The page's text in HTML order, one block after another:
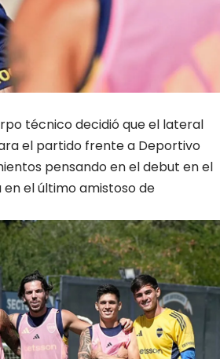
técnico decidió que el lateral
el partido frente a Deportivo
pensando en el debut en el
el último amistoso de